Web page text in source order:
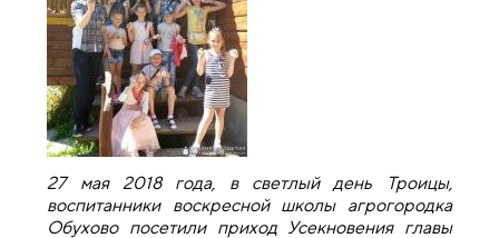
27 мая 2018 года, в светлый день Троицы,
воспитанники воскресной школы агрогородка
Обухово посетили приход Усекновения главы